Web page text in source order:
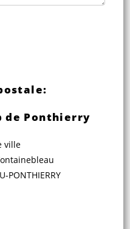
de Ponthierry
ville
PONTHIERRY